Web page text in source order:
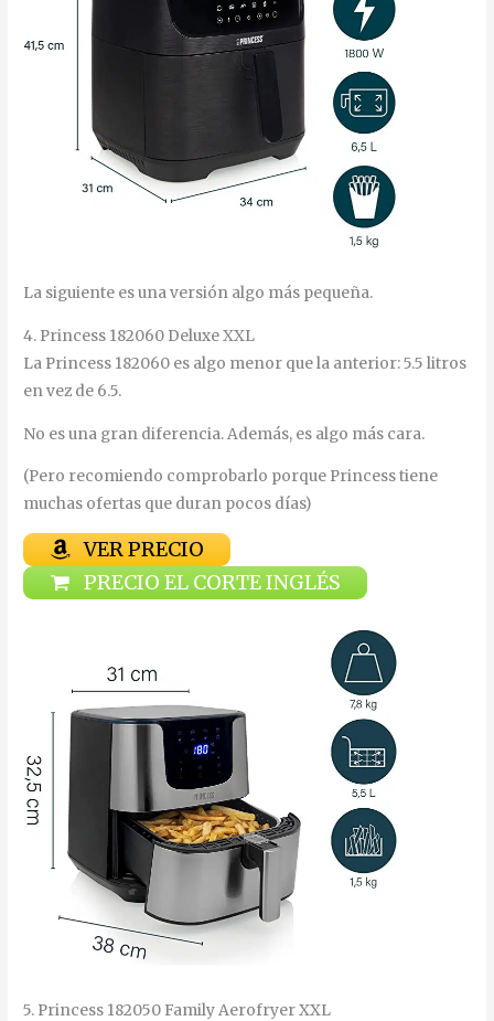
La siguiente es una versión algo más pequeña.
4. Princess 182060 Deluxe XXL
La Princess 182060 es algo menor que la anterior: 5.5 litros
en vez de 6.5.
No es una gran diferencia. Además, es algo más cara.
(Pero recomiendo comprobarlo porque Princess tiene
muchas ofertas que duran pocos días)
VER PRECIO
PRECIO EL CORTE INGLÉS
5. Princess 182050 Family Aerofryer XXL